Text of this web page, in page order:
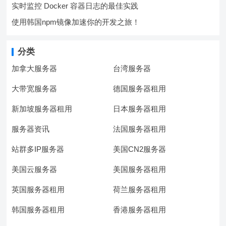
实时监控 Docker 容器日志的最佳实践
使用韩国npm镜像加速你的开发之旅！
分类
加拿大服务器 台湾服务器
大带宽服务器 德国服务器租用
新加坡服务器租用 日本服务器租用
服务器资讯 法国服务器租用
站群多IP服务器 美国CN2服务器
美国云服务器 美国服务器租用
英国服务器租用 荷兰服务器租用
韩国服务器租用 香港服务器租用